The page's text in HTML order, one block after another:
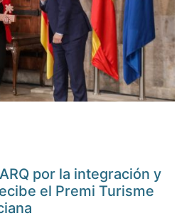
por la integración y
el Premi Turisme